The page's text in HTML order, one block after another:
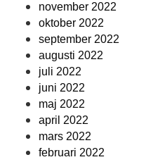
november 2022
oktober 2022
september 2022
augusti 2022
juli 2022
juni 2022
maj 2022
april 2022
mars 2022
februari 2022